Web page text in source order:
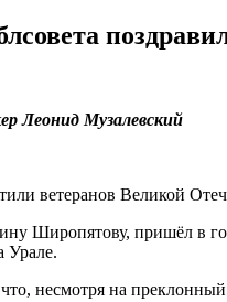
Леонид Музалевский
ветеранов Великой
Широпятову, пришёл в
Урале.
несмотря на